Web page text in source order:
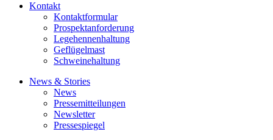
Kontakt
Kontaktformular
Prospektanforderung
Legehennenhaltung
Geflügelmast
Schweinehaltung
News & Stories
News
Pressemitteilungen
Newsletter
Pressespiegel